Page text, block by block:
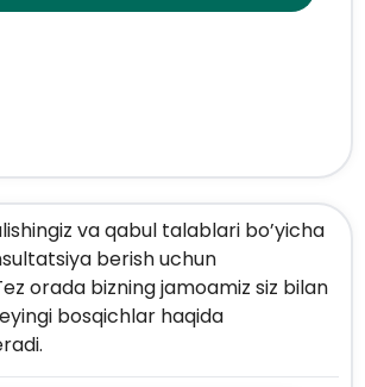
va qabul talablari bo’yicha
berish uchun
orada bizning jamoamiz siz bilan
bosqichlar haqida